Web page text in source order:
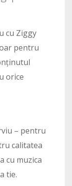
cu Ziggy
pentru
orice
– pentru
calitatea
cu muzica
tie.